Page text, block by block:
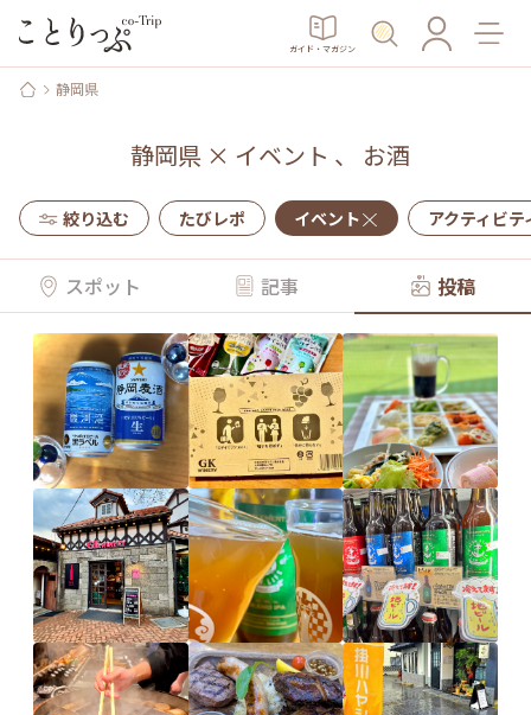
ガイド・マガジン
静岡県
静岡県 × イベント 、 お酒
絞り込む たびレポ イベント アクティビテ
スポット 記事 投稿